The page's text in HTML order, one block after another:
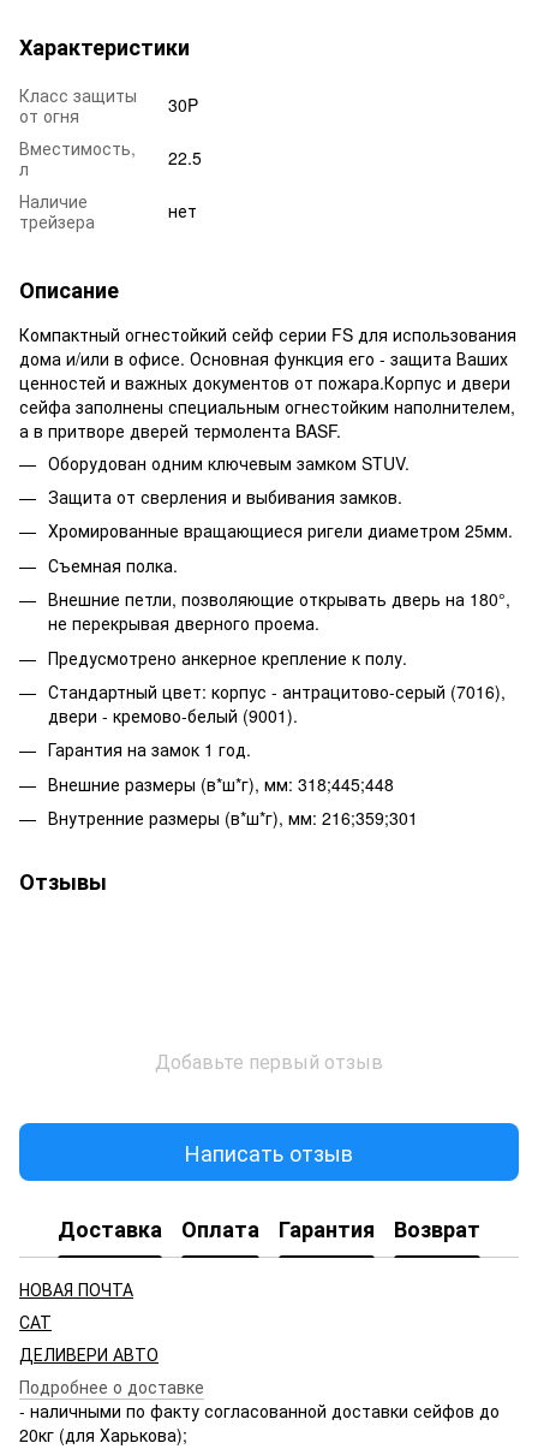
Характеристики
Класс защиты
от огня
30P
Вместимость,
л
22.5
Наличие
трейзера
нет
Описание
Компактный огнестойкий сейф серии FS для использования
дома и/или в офисе. Основная функция его - защита Ваших
ценностей и важных документов от пожара.Корпус и двери
сейфа заполнены специальным огнестойким наполнителем,
а в притворе дверей термолента BASF.
Оборудован одним ключевым замком STUV.
Защита от сверления и выбивания замков.
Хромированные вращающиеся ригели диаметром 25мм.
Съемная полка.
Внешние петли, позволяющие открывать дверь на 180°,
не перекрывая дверного проема.
Предусмотрено анкерное крепление к полу.
Стандартный цвет: корпус - антрацитово-серый (7016),
двери - кремово-белый (9001).
Гарантия на замок 1 год.
Внешние размеры (в*ш*г), мм: 318;445;448
Внутренние размеры (в*ш*г), мм: 216;359;301
Отзывы
Добавьте первый отзыв
Написать отзыв
Доставка Оплата Гарантия Возврат
НОВАЯ ПОЧТА
САТ
ДЕЛИВЕРИ АВТО
Подробнее о доставке
- наличными по факту согласованной доставки сейфов до
20кг (для Харькова);